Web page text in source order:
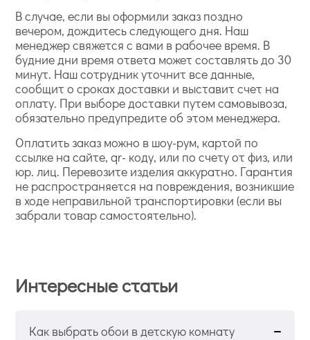
В случае, если вы оформили заказ поздно
вечером, дождитесь следующего дня. Наш
менеджер свяжется с вами в рабочее время. В
будние дни время ответа может составлять до 30
минут. Наш сотрудник уточнит все данные,
сообщит о сроках доставки и выставит счет на
оплату. При выборе доставки путем самовывоза,
обязательно предупредите об этом менеджера.
Оплатить заказ можно в шоу-рум, картой по
ссылке на сайте, qr- коду, или по счету от физ, или
юр. лиц. Перевозите изделия аккуратно. Гарантия
не распространяется на повреждения, возникшие
в ходе неправильной транспортировки (если вы
забрали товар самостоятельно).
Интересные статьи
Как выбрать обои в детскую комнату